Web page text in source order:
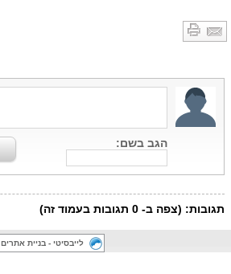
לייבסיטי - בניית אתרים